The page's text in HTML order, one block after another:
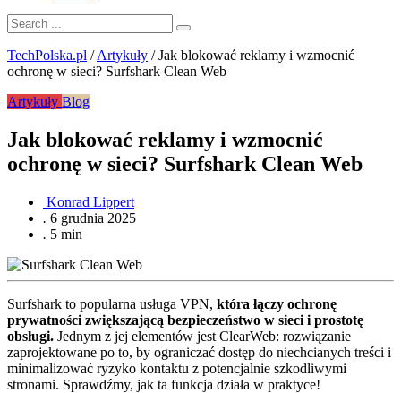
TechPolska.pl /Artykuły /Jak blokować reklamy i wzmocnić
ochronę w sieci? Surfshark Clean Web
Artykuły Blog
Jak blokować reklamy i wzmocnić
ochronę w sieci? Surfshark Clean Web
Konrad Lippert
. 6 grudnia 2025
. 5 min
Surfshark to popularna usługa VPN, która łączy ochronę
prywatności zwiększającą bezpieczeństwo w sieci i prostotę
obsługi. Jednym z jej elementów jest ClearWeb: rozwiązanie
zaprojektowane po to, by ograniczać dostęp do niechcianych treści i
minimalizować ryzyko kontaktu z potencjalnie szkodliwymi
stronami. Sprawdźmy, jak ta funkcja działa w praktyce!